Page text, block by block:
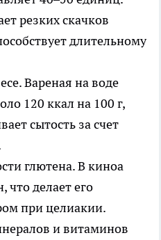
резких скачков
длительному
Вареная на воде
120 ккал на 100 г,
сытость за счет
глютена. В киноа
что делает его
при целиакии.
и витаминов